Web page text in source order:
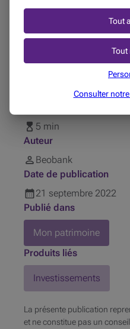
Nous nous ferons un
Plus
Partager sur
5 min
Auteur
Beobank
Date de publication
21 septembre 2022
Publié dans
Mon patrimoine
Produits liés
Investissements
La présente publication
et ne constitue pas un
Tout
Tout
Consulter